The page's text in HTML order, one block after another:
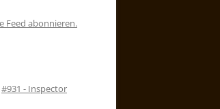
Feed abonnieren.
#931 - Inspector